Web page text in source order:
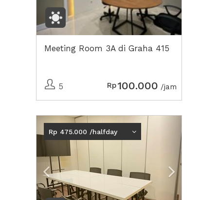
Meeting Room 3A di Graha 415
5 Rp100.000 /jam
Previous
Rp 475.000 /halfday